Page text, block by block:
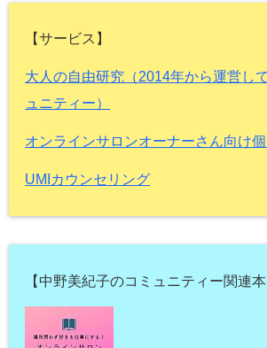
【サービス】
大人の自由研究（2014年から運営し
ュニティー）
オンラインサロンオーナーさん向け
UMIカウンセリング
【中野美紀子のコミュニティー関連本